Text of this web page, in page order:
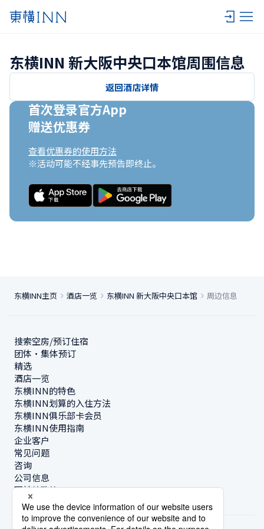
东横INN 新大阪中央口本馆周围信息
返回酒店详情
首次登录官方App
赠送优惠券
查看优惠券的使用方法
※活动可能不经事先预告即终止。
东横INN主页 酒店一览 东横INN 新大阪中央口本馆 周边信息
搜索空房/预订住宿
团体・集体预订
精选
酒店一览
东横INN的特色
东横INN划算的入住方法
东横INN俱乐部卡会员
东横INN使用指南
企业客户
常见问题
咨询
公司信息
可持续政策